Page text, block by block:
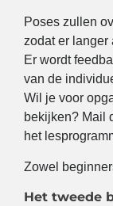
Poses zullen
zodat er langer
Er wordt
van de
Wil je voor
bekijken? Mail
het
Zowel
Het tweede